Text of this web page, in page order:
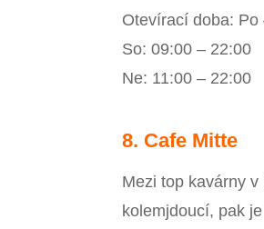
Otevírací doba:
So: 09:00 – 22:00
Ne: 11:00 – 22:00
8. Cafe Mitte
Mezi top kavárny
kolemjdoucí, pak